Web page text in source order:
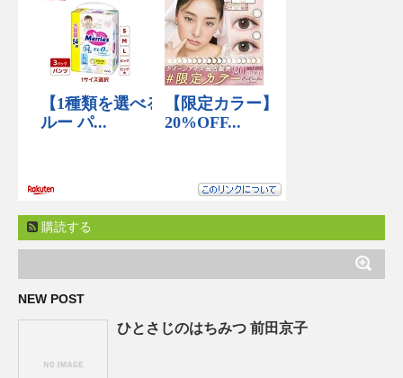
購読する
NEW POST
ひとさじのはちみつ 前田京子